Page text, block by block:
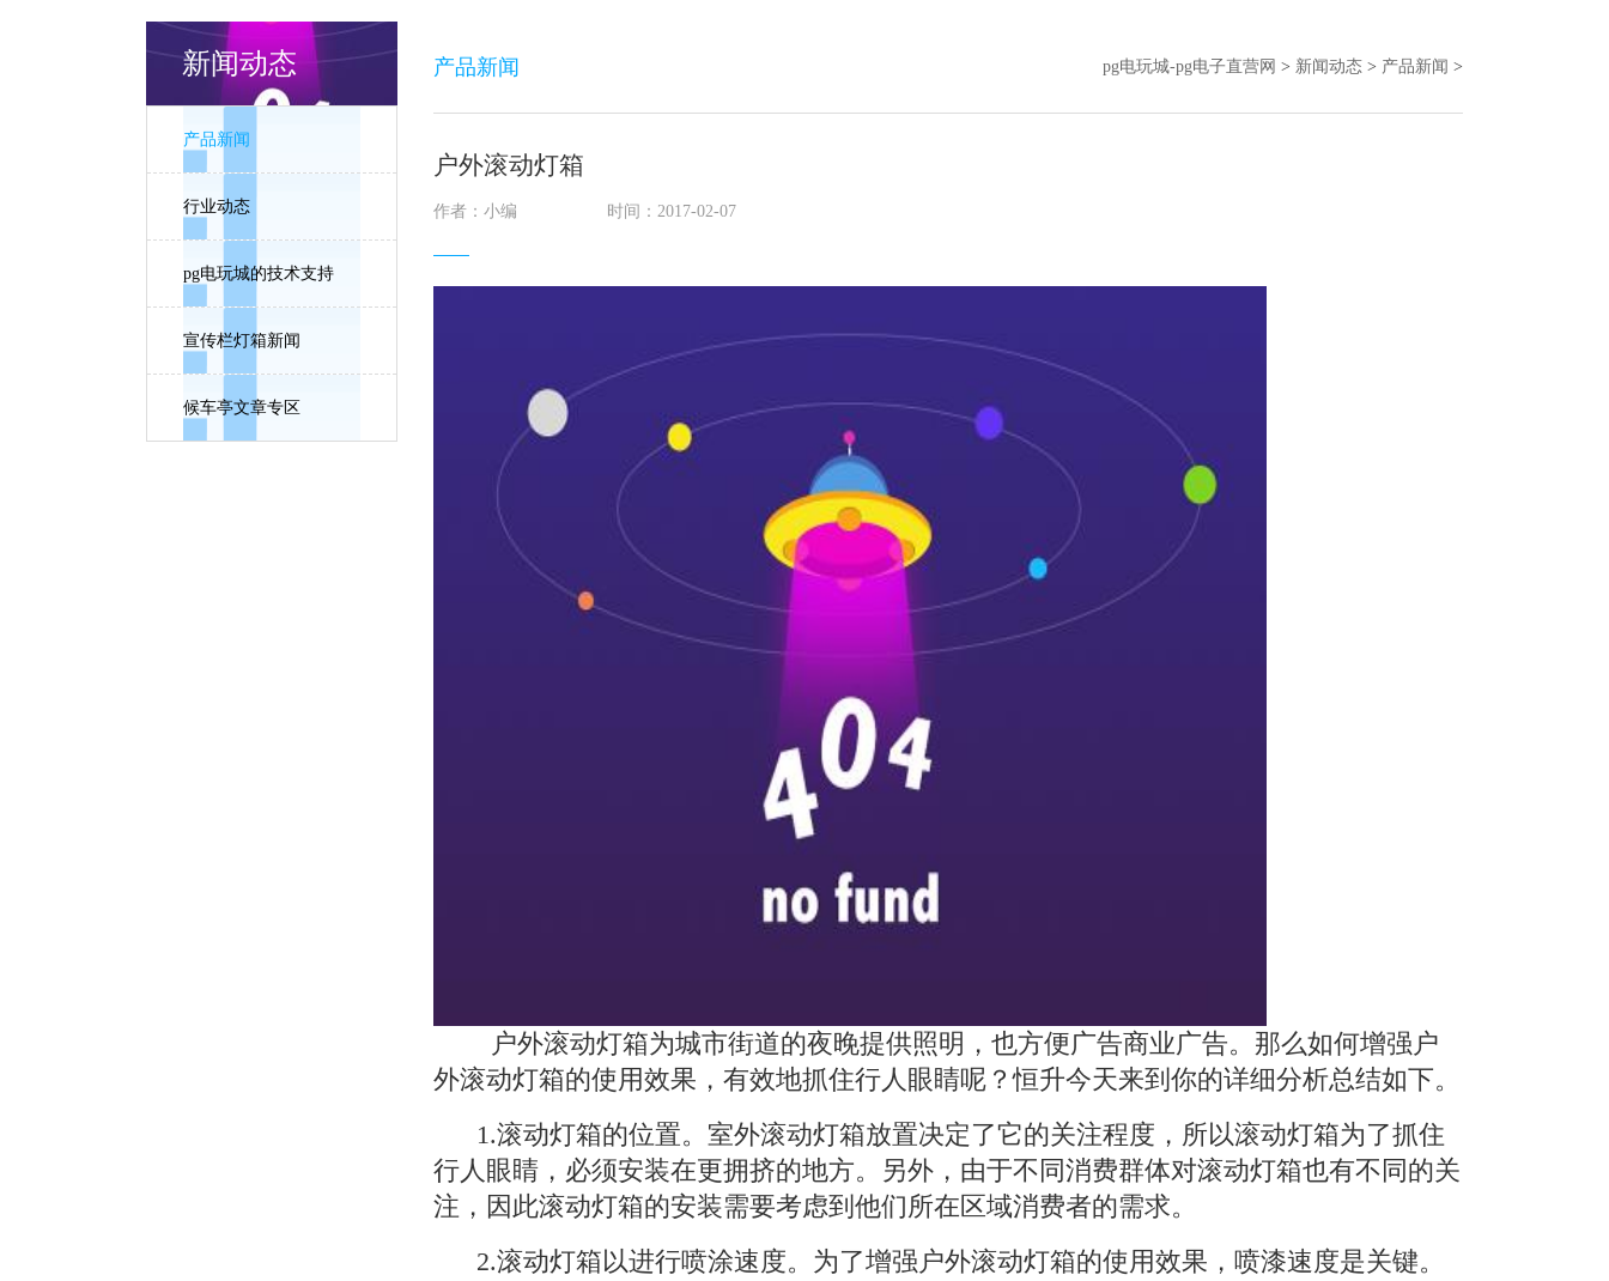
新闻动态
产品新闻
行业动态
pg电玩城的技术支持
宣传栏灯箱新闻
候车亭文章专区
产品新闻 pg电玩城-pg电子直营网 > 新闻动态 > 产品新闻 >
户外滚动灯箱
作者：小编 时间：2017-02-07
户外滚动灯箱为城市街道的夜晚提供照明，也方便广告商业广告。那么如何增强户
外滚动灯箱的使用效果，有效地抓住行人眼睛呢？恒升今天来到你的详细分析总结如下。
1.滚动灯箱的位置。室外滚动灯箱放置决定了它的关注程度，所以滚动灯箱为了抓住
行人眼睛，必须安装在更拥挤的地方。另外，由于不同消费群体对滚动灯箱也有不同的关
注，因此滚动灯箱的安装需要考虑到他们所在区域消费者的需求。
2.滚动灯箱以进行喷涂速度。为了增强户外滚动灯箱的使用效果，喷漆速度是关键。